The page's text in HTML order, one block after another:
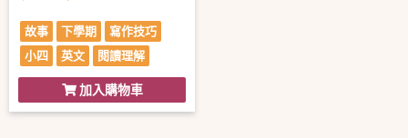
故事 下學期
寫作技巧
小四
英文 閱讀理解
加入購物車